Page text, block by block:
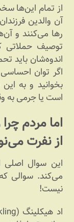
از تمام این‌ها
آن والدین
رها می‌کنند و
توصیف حملاتی
اندوه‌شان باید
اگر توان
بخوانید و به
است یا جرمی به
اما مردم
از نفرت
این سوال
می‌کند. سوالی
نیست!